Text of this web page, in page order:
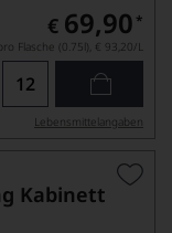
€ 69,90 *
Flasche (0.75l), € 93,20/L
Lebensmittel­angaben
Kabinett